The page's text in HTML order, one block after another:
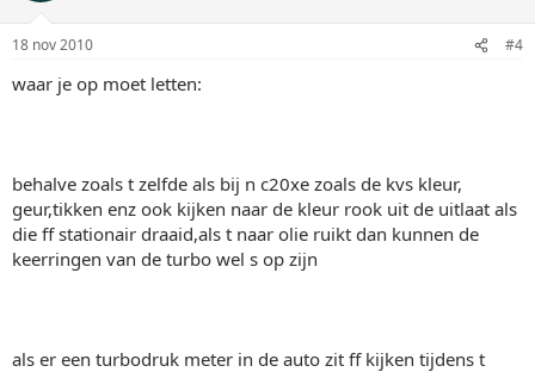
18 nov 2010 #4
waar je op moet letten:
behalve zoals t zelfde als bij n c20xe zoals de kvs kleur,
geur,tikken enz ook kijken naar de kleur rook uit de uitlaat als
die ff stationair draaid,als t naar olie ruikt dan kunnen de
keerringen van de turbo wel s op zijn
als er een turbodruk meter in de auto zit ff kijken tijdens t